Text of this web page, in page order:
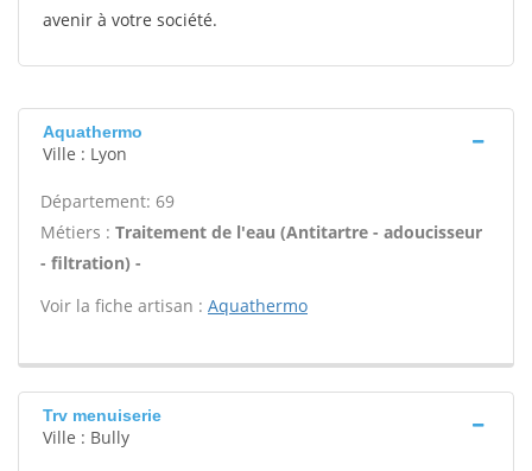
avenir à votre société.
Aquathermo
Ville : Lyon
Département: 69
Métiers : Traitement de l'eau (Antitartre - adoucisseur
- filtration) -
Voir la fiche artisan : Aquathermo
Trv menuiserie
Ville : Bully